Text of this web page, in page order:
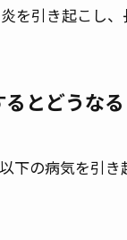
を引き起こし
とどうなる
下の病気を引き